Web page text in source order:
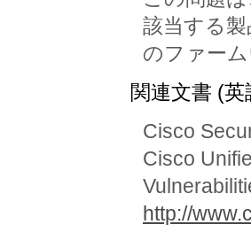
該当する製
のファー
関連文書 (英
Cisco
Cisco
http://